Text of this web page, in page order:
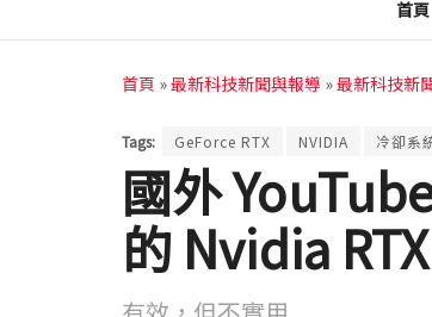
首頁
首頁 »最新科技新聞與報導 »最新科技新
Tags: GeForce RTX NVIDIA 冷卻系
國外
的 Nvidia